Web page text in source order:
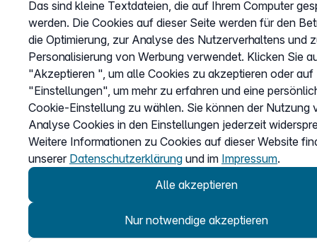
Das sind kleine Textdateien, die auf Ihrem Computer
werden. Die Cookies auf dieser Seite werden für den
die Optimierung, zur Analyse des Nutzerverhaltens und
Personalisierung von Werbung verwendet. Klicken Sie
"Akzeptieren ", um alle Cookies zu akzeptieren oder auf
"Einstellungen", um mehr zu erfahren und eine
Cookie-Einstellung zu wählen. Sie können der Nutzung
Analyse Cookies in den Einstellungen jederzeit
Weitere Informationen zu Cookies auf dieser Website
unserer Datenschutzerklärung und im Impressum.
Alle akzeptieren
Nur notwendige akzeptieren